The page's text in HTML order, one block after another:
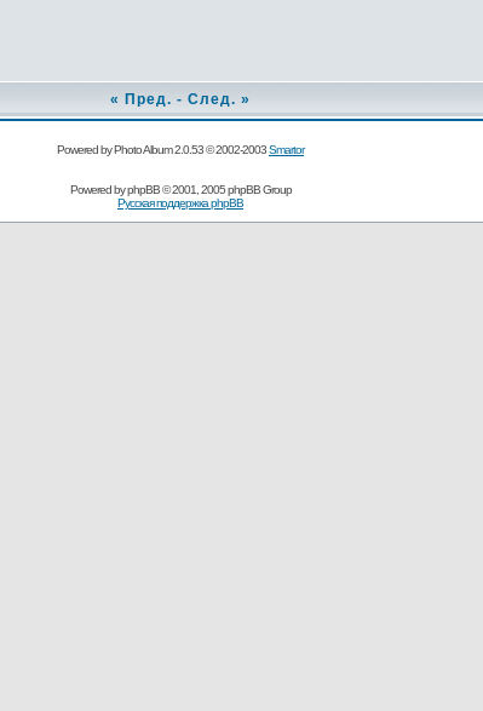
« Пред. - След. »
Powered by Photo Album 2.0.53 © 2002-2003Smartor
Powered byphpBB© 2001, 2005 phpBB Group
Русская поддержка phpBB